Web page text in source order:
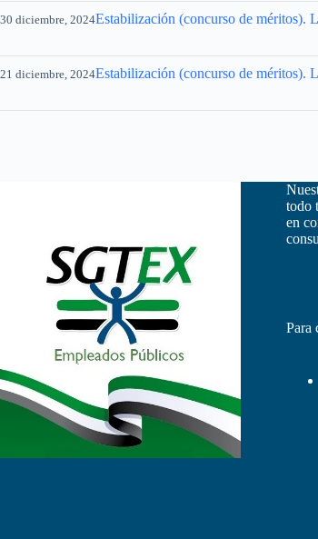
30 diciembre, 2024Estabilización (concurso de méritos).
21 diciembre, 2024Estabilización (concurso de méritos).
todo
en
Para